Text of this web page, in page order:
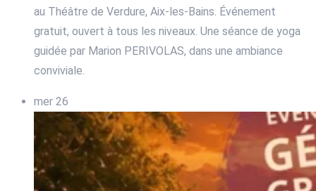
au Théâtre de Verdure, Aix-les-Bains. Événement
gratuit, ouvert à tous les niveaux. Une séance de yoga
guidée par Marion PERIVOLAS, dans une ambiance
conviviale.
mer 26